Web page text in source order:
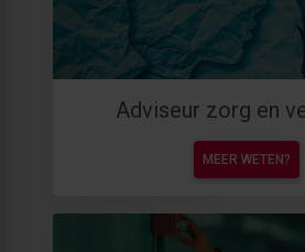
Adviseur zorg en
MEER WETEN?